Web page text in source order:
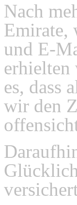
Nach
Emirate,
und E-
erhielten
es, dass
wir den